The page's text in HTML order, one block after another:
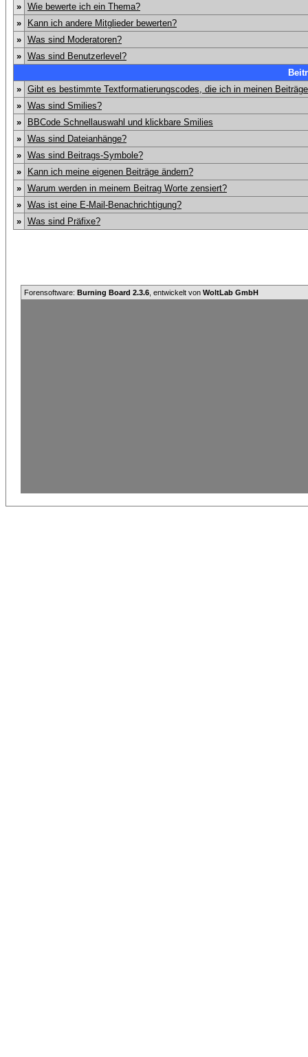
» Wie bewerte ich ein Thema?
»
Kann ich andere Mitglieder bewerten?
» Was sind Moderatoren?
» Was sind Benutzerlevel?
» Gibt es bestimmte Textformatierungscodes, die ich in meinen
» Was sind Smilies?
»
BBCode Schnellauswahl und klickbare Smilies
» Was sind Dateianhänge?
» Was sind Beitrags-Symbole?
»
Kann ich meine eigenen Beiträge ändern?
» Warum werden in meinem Beitrag Worte zensiert?
» Was ist eine E-Mail-Benachrichtigung?
» Was sind Präfixe?
Forensoftware: Burning Board 2.3.6 , entwickelt von WoltLab GmbH